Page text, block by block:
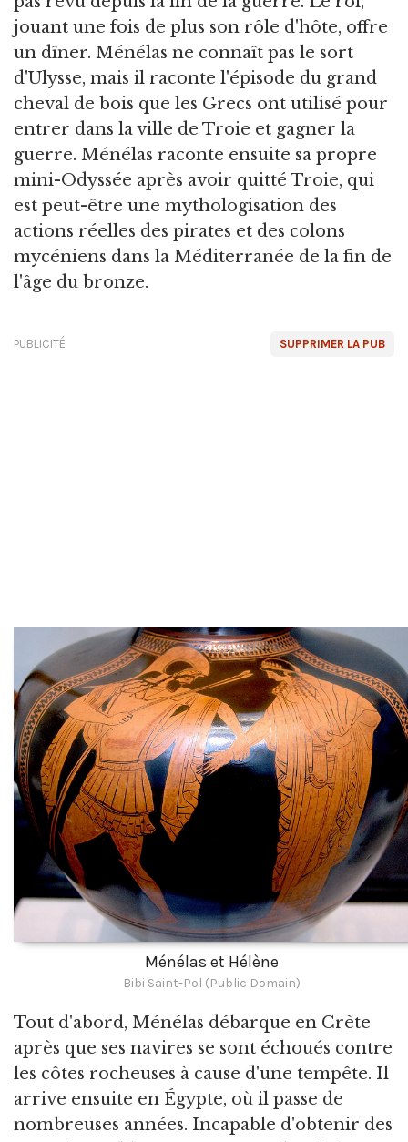
jouant une fois de plus son rôle d'hôte, offre
un dîner. Ménélas ne connaît pas le sort
d'Ulysse, mais il raconte l'épisode du grand
cheval de bois que les Grecs ont utilisé pour
entrer dans la ville de Troie et gagner la
guerre. Ménélas raconte ensuite sa propre
mini-Odyssée après avoir quitté Troie, qui
est peut-être une mythologisation des
actions réelles des pirates et des colons
mycéniens dans la Méditerranée de la fin de
l'âge du bronze.
SUPPRIMER LA PUB
PUBLICITÉ
Ménélas et Hélène
Bibi Saint-Pol (Public Domain)
Tout d'abord, Ménélas débarque en Crète
après que ses navires se sont échoués contre
les côtes rocheuses à cause d'une tempête. Il
arrive ensuite en Égypte, où il passe de
nombreuses années. Incapable d'obtenir des